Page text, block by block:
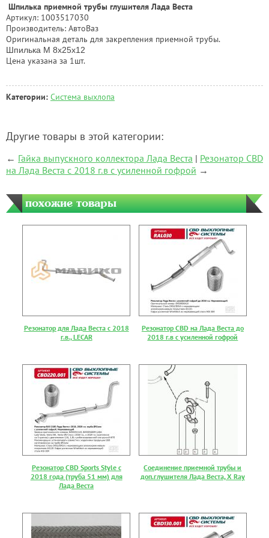
Шпилька приемной трубы глушителя Лада Веста
Артикул: 1003517030
Производитель: АвтоВаз
Оригинальная деталь для закрепления приемной трубы.
Шпилька М 8х25х12
Цена указана за 1шт.
Категории: Система выхлопа
Другие товары в этой категории:
← Гайка выпускного коллектора Лада Веста | Резонатор CBD
на Лада Веста с 2018 г.в с усиленной гофрой →
похожие товары
Резонатор для Лада Веста с 2018
г.в., LECAR
Резонатор CBD на Лада Веста до
2018 г.в с усиленной гофрой
Резонатор CBD Sports Style с
2018 года (труба 51 мм) для
Лада Веста
Соединение приемной трубы и
доп.глушителя Лада Веста, X Ray